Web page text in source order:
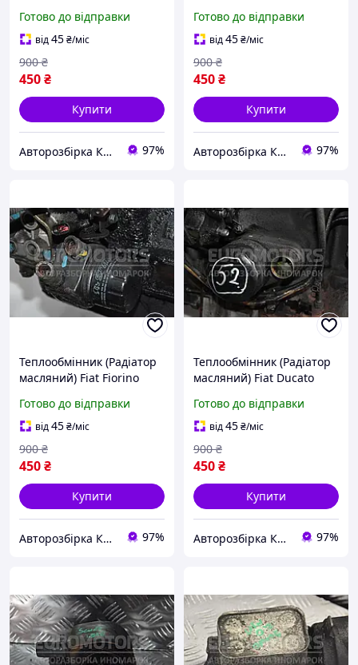
Готово до відправки
від45₴/міс
450₴
900 ₴
Купити
Авторозбірка Київ б/у автозапчастини 97%
6790875821 85815
Готово до відправки
від45₴/міс
450₴
900 ₴
Купити
Авторозбірка Київ б/у автозапчастини 97%
Теплообмінник (Радіатор
масляний) Fiat Fiorino
Готово до відправки
від45₴/міс
450₴
900 ₴
Купити
Авторозбірка Київ б/у автозапчастини 97%
Теплообмінник (Радіатор
масляний) Fiat Ducato
Готово до відправки
від45₴/міс
450₴
900 ₴
Купити
Авторозбірка Київ б/у автозапчастини 97%